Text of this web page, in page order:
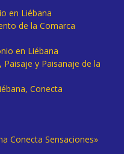
en Liébana
de la Comarca
en Liébana
y Paisanaje de la
Conecta
Conecta Sensaciones»